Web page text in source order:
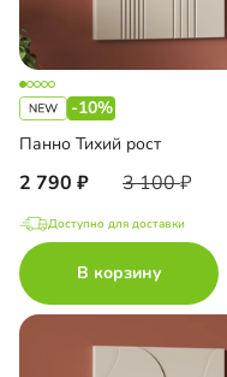
-10%
Панно Тихий рост
2 790 3 100
Доступно для доставки
В корзину